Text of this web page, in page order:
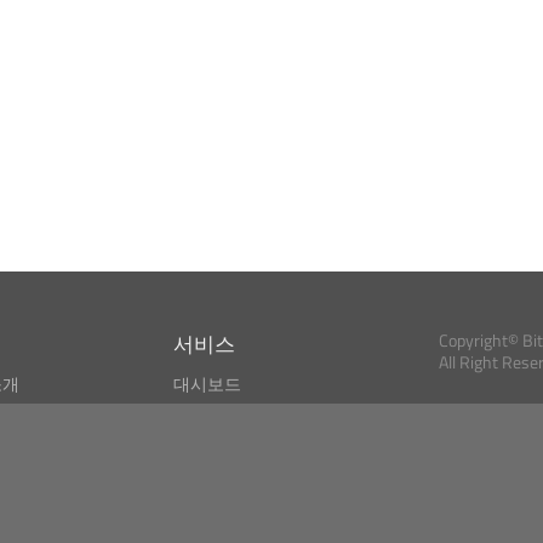
서비스
대시보드
Copyright©
All Right